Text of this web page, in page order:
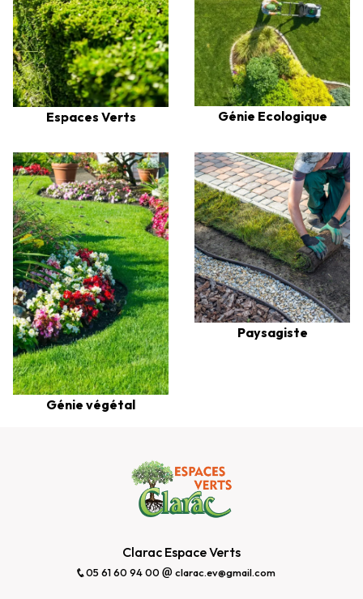
Espaces Verts Génie Ecologique
Génie végétal
Paysagiste
Clarac Espace Verts
05 61 60 94 00 clarac.ev@gmail.com